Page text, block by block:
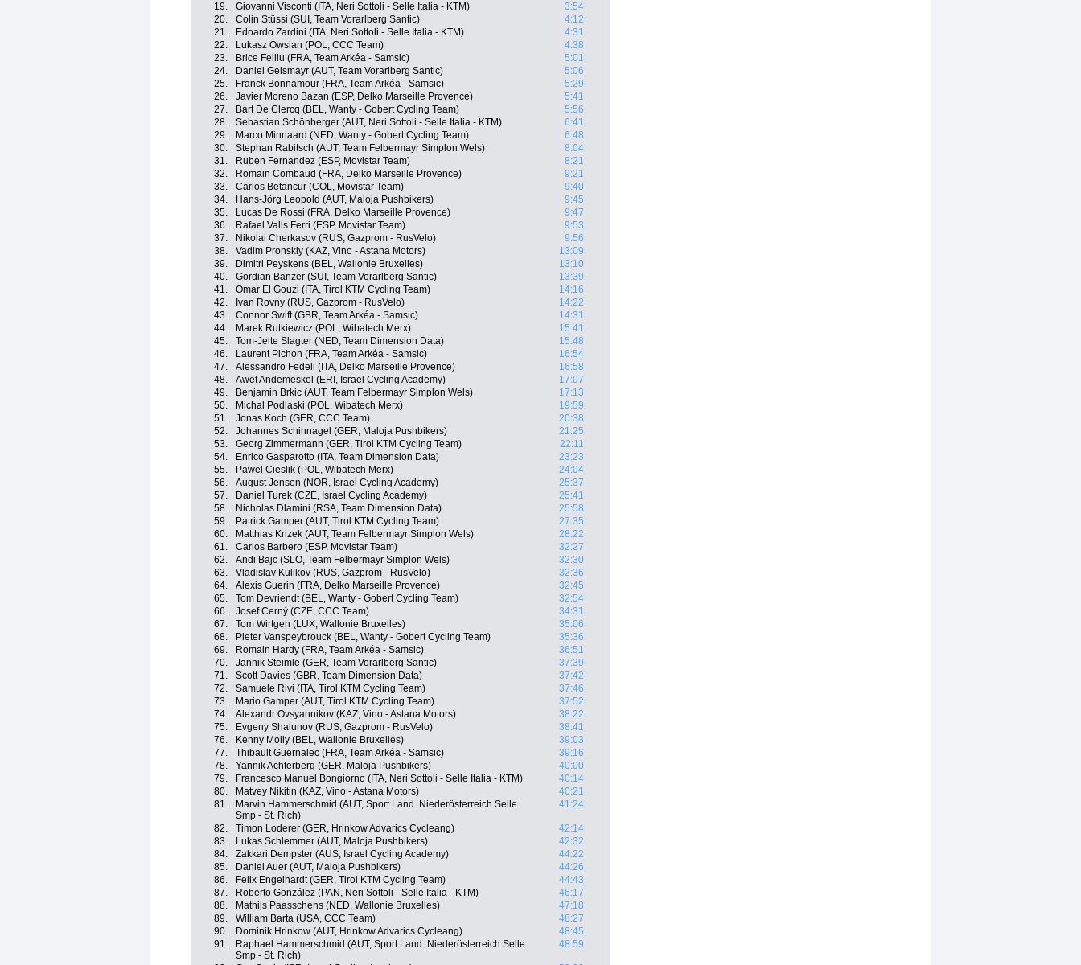
19.
Giovanni Visconti (ITA, Neri Sottoli - Selle Italia - KTM)
3:54
20.
Colin Stüssi (SUI, Team Vorarlberg Santic)
4:12
21.
Edoardo Zardini (ITA, Neri Sottoli - Selle Italia - KTM)
4:31
22.
Lukasz Owsian (POL, CCC Team)
4:38
23.
Brice Feillu (FRA, Team Arkéa - Samsic)
5:01
24.
Daniel Geismayr (AUT, Team Vorarlberg Santic)
5:06
25.
Franck Bonnamour (FRA, Team Arkéa - Samsic)
5:29
26.
Javier Moreno Bazan (ESP, Delko Marseille Provence)
5:41
27.
Bart De Clercq (BEL, Wanty - Gobert Cycling Team)
5:56
28.
Sebastian Schönberger (AUT, Neri Sottoli - Selle Italia - KTM)
6:41
29.
Marco Minnaard (NED, Wanty - Gobert Cycling Team)
6:48
30.
Stephan Rabitsch (AUT, Team Felbermayr Simplon Wels)
8:04
31.
Ruben Fernandez (ESP, Movistar Team)
8:21
32.
Romain Combaud (FRA, Delko Marseille Provence)
9:21
33.
Carlos Betancur (COL, Movistar Team)
9:40
34.
Hans-Jörg Leopold (AUT, Maloja Pushbikers)
9:45
35.
Lucas De Rossi (FRA, Delko Marseille Provence)
9:47
36.
Rafael Valls Ferri (ESP, Movistar Team)
9:53
37.
Nikolai Cherkasov (RUS, Gazprom - RusVelo)
9:56
38.
Vadim Pronskiy (KAZ, Vino - Astana Motors)
13:09
39.
Dimitri Peyskens (BEL, Wallonie Bruxelles)
13:10
40.
Gordian Banzer (SUI, Team Vorarlberg Santic)
13:39
41.
Omar El Gouzi (ITA, Tirol KTM Cycling Team)
14:16
42.
Ivan Rovny (RUS, Gazprom - RusVelo)
14:22
43.
Connor Swift (GBR, Team Arkéa - Samsic)
14:31
44.
Marek Rutkiewicz (POL, Wibatech Merx)
15:41
45.
Tom-Jelte Slagter (NED, Team Dimension Data)
15:48
46.
Laurent Pichon (FRA, Team Arkéa - Samsic)
16:54
47.
Alessandro Fedeli (ITA, Delko Marseille Provence)
16:58
48.
Awet Andemeskel (ERI, Israel Cycling Academy)
17:07
49.
Benjamin Brkic (AUT, Team Felbermayr Simplon Wels)
17:13
50.
Michal Podlaski (POL, Wibatech Merx)
19:59
51.
Jonas Koch (GER, CCC Team)
20:38
52.
Johannes Schinnagel (GER, Maloja Pushbikers)
21:25
53.
Georg Zimmermann (GER, Tirol KTM Cycling Team)
22:11
54.
Enrico Gasparotto (ITA, Team Dimension Data)
23:23
55.
Pawel Cieslik (POL, Wibatech Merx)
24:04
56.
August Jensen (NOR, Israel Cycling Academy)
25:37
57.
Daniel Turek (CZE, Israel Cycling Academy)
25:41
58.
Nicholas Dlamini (RSA, Team Dimension Data)
25:58
59.
Patrick Gamper (AUT, Tirol KTM Cycling Team)
27:35
60.
Matthias Krizek (AUT, Team Felbermayr Simplon Wels)
28:22
61.
Carlos Barbero (ESP, Movistar Team)
32:27
62.
Andi Bajc (SLO, Team Felbermayr Simplon Wels)
32:30
63.
Vladislav Kulikov (RUS, Gazprom - RusVelo)
32:36
64.
Alexis Guerin (FRA, Delko Marseille Provence)
32:45
65.
Tom Devriendt (BEL, Wanty - Gobert Cycling Team)
32:54
66.
Josef Cerný (CZE, CCC Team)
34:31
67.
Tom Wirtgen (LUX, Wallonie Bruxelles)
35:06
68.
Pieter Vanspeybrouck (BEL, Wanty - Gobert Cycling Team)
35:36
69.
Romain Hardy (FRA, Team Arkéa - Samsic)
36:51
70.
Jannik Steimle (GER, Team Vorarlberg Santic)
37:39
71.
Scott Davies (GBR, Team Dimension Data)
37:42
72.
Samuele Rivi (ITA, Tirol KTM Cycling Team)
37:46
73.
Mario Gamper (AUT, Tirol KTM Cycling Team)
37:52
74.
Alexandr Ovsyannikov (KAZ, Vino - Astana Motors)
38:22
75.
Evgeny Shalunov (RUS, Gazprom - RusVelo)
38:41
76.
Kenny Molly (BEL, Wallonie Bruxelles)
39:03
77.
Thibault Guernalec (FRA, Team Arkéa - Samsic)
39:16
78.
Yannik Achterberg (GER, Maloja Pushbikers)
40:00
79.
Francesco Manuel Bongiorno (ITA, Neri Sottoli - Selle Italia - KTM)
40:14
80.
Matvey Nikitin (KAZ, Vino - Astana Motors)
40:21
81.
Marvin Hammerschmid (AUT, Sport.Land. Niederösterreich Selle
Smp - St. Rich)
41:24
82. Timon Loderer (GER, Hrinkow Advarics Cycleang)
42:14
83.
Lukas Schlemmer (AUT, Maloja Pushbikers)
42:32
84.
Zakkari Dempster (AUS, Israel Cycling Academy)
44:22
85.
Daniel Auer (AUT, Maloja Pushbikers)
44:26
86.
Felix Engelhardt (GER, Tirol KTM Cycling Team)
44:43
87.
Roberto González (PAN, Neri Sottoli - Selle Italia - KTM)
46:17
88.
Mathijs Paasschens (NED, Wallonie Bruxelles)
47:18
89.
William Barta (USA, CCC Team)
48:27
90.
Dominik Hrinkow (AUT, Hrinkow Advarics Cycleang)
48:45
91.
Raphael Hammerschmid (AUT, Sport.Land. Niederösterreich Selle
Smp - St. Rich)
48:59